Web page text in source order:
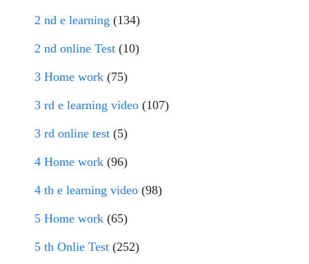
2 nd e learning (134)
2 nd online Test (10)
3 Home work (75)
3 rd e learning video (107)
3 rd online test (5)
4 Home work (96)
4 th e learning video (98)
5 Home work (65)
5 th Onlie Test (252)